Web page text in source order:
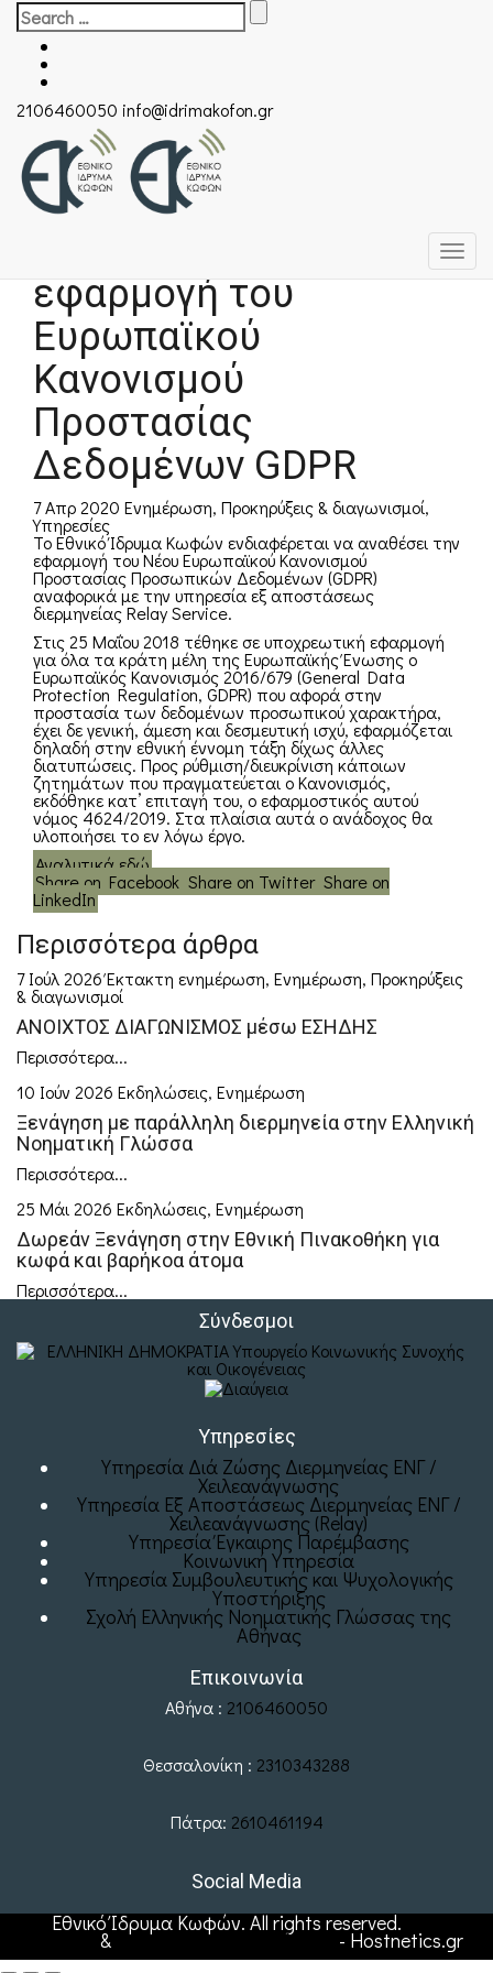
Search
for:
2106460050 info@idrimakofon.gr
Πρόσκληση
εφαρμογή του
Ευρωπαϊκού
Κανονισμού
Προστασίας
Δεδομένων GDPR
7 Απρ 2020 Ενημέρωση, Προκηρύξεις & διαγωνισμοί,
Υπηρεσίες
Το Εθνικό Ίδρυμα Κωφών ενδιαφέρεται να αναθέσει την
εφαρμογή του Νέου Ευρωπαϊκού Κανονισμού
Προστασίας Προσωπικών Δεδομένων (GDPR)
αναφορικά με την υπηρεσία εξ αποστάσεως
διερμηνείας Relay Service.
Στις 25 Μαΐου 2018 τέθηκε σε υποχρεωτική εφαρμογή
για όλα τα κράτη μέλη της Ευρωπαϊκής Ένωσης ο
Ευρωπαϊκός Κανονισμός 2016/679 (General Data
Protection Regulation, GDPR) που αφορά στην
προστασία των δεδομένων προσωπικού χαρακτήρα,
έχει δε γενική, άμεση και δεσμευτική ισχύ, εφαρμόζεται
δηλαδή στην εθνική έννομη τάξη δίχως άλλες
διατυπώσεις. Προς ρύθμιση/διευκρίνιση κάποιων
ζητημάτων που πραγματεύεται ο Κανονισμός,
εκδόθηκε κατ’ επιταγή του, ο εφαρμοστικός αυτού
νόμος 4624/2019. Στα πλαίσια αυτά ο ανάδοχος θα
υλοποιήσει το εν λόγω έργο.
Αναλυτικά εδώ
Share on Facebook Share on Twitter Share on
LinkedIn
Περισσότερα άρθρα
7 Ιούλ 2026 Έκτακτη ενημέρωση, Ενημέρωση, Προκηρύξεις
& διαγωνισμοί
ΑΝΟΙΧΤΟΣ ΔΙΑΓΩΝΙΣΜΟΣ μέσω ΕΣΗΔΗΣ
Περισσότερα...
10 Ιούν 2026 Εκδηλώσεις, Ενημέρωση
Ξενάγηση με παράλληλη διερμηνεία στην Ελληνική
Νοηματική Γλώσσα
Περισσότερα...
25 Μάι 2026 Εκδηλώσεις, Ενημέρωση
Δωρεάν Ξενάγηση στην Εθνική Πινακοθήκη για
κωφά και βαρήκοα άτομα
Περισσότερα...
Σύνδεσμοι
Υπηρεσίες
Υπηρεσία Διά Ζώσης Διερμηνείας ΕΝΓ /
Χειλεανάγνωσης
Υπηρεσία Εξ Αποστάσεως Διερμηνείας ΕΝΓ /
Χειλεανάγνωσης (Relay)
Υπηρεσία Έγκαιρης Παρέμβασης
Κοινωνική Υπηρεσία
Υπηρεσία Συμβουλευτικής και Ψυχολογικής
Υποστήριξης
Σχολή Ελληνικής Νοηματικής Γλώσσας της
Αθήνας
Επικοινωνία
Αθήνα : 2106460050
Θεσσαλονίκη : 2310343288
Πάτρα: 2610461194
Social Media
Εθνικό Ίδρυμα Κωφών. All rights reserved.Web
& Υποστήριξη Ιστοσελίδων - Hostnetics.gr